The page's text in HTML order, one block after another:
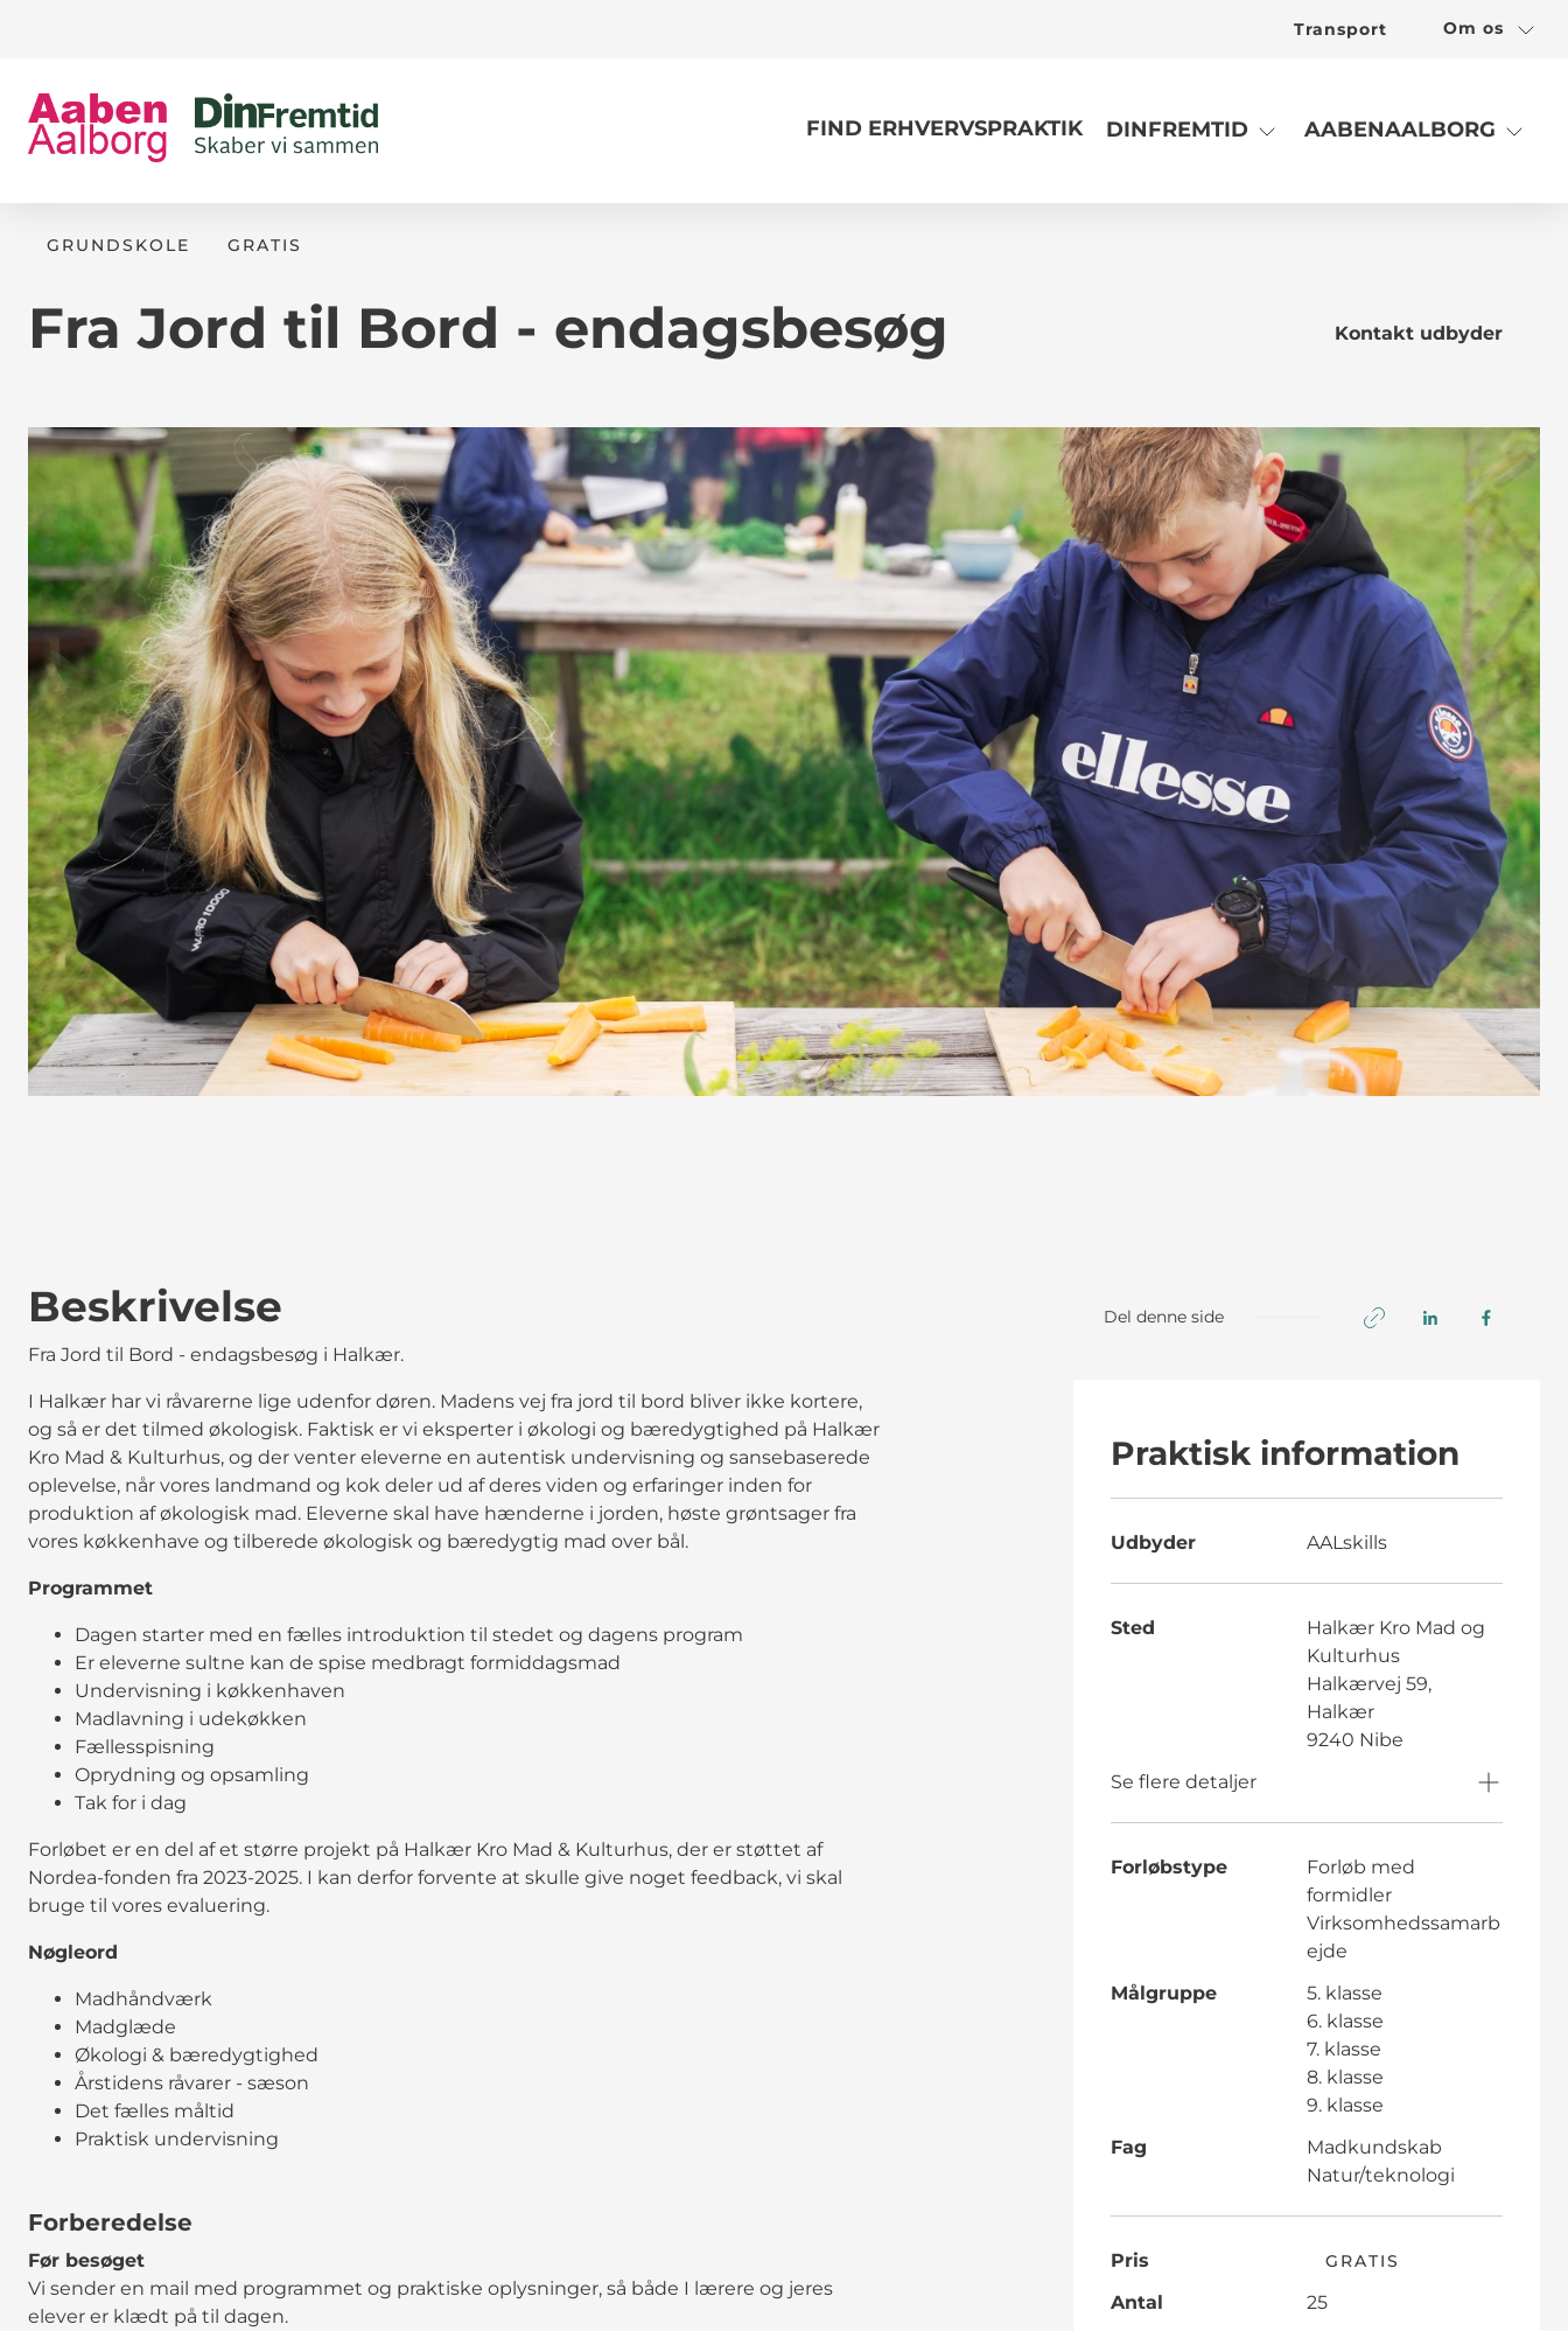
Transport Om os
FIND ERHVERVSPRAKTIK DINFREMTID AABENAALBORG
GRUNDSKOLE GRATIS
Fra Jord til Bord - endagsbesøg Kontakt udbyder
Beskrivelse
Fra Jord til Bord - endagsbesøg i Halkær.
I Halkær har vi råvarerne lige udenfor døren. Madens vej fra jord til bord bliver ikke kortere,
og så er det tilmed økologisk. Faktisk er vi eksperter i økologi og bæredygtighed på Halkær
Kro Mad & Kulturhus, og der venter eleverne en autentisk undervisning og sansebaserede
oplevelse, når vores landmand og kok deler ud af deres viden og erfaringer inden for
produktion af økologisk mad. Eleverne skal have hænderne i jorden, høste grøntsager fra
vores køkkenhave og tilberede økologisk og bæredygtig mad over bål.
Programmet
Dagen starter med en fælles introduktion til stedet og dagens program
Er eleverne sultne kan de spise medbragt formiddagsmad
Undervisning i køkkenhaven
Madlavning i udekøkken
Fællesspisning
Oprydning og opsamling
Tak for i dag
Forløbet er en del af et større projekt på Halkær Kro Mad & Kulturhus, der er støttet af
Nordea-fonden fra 2023-2025. I kan derfor forvente at skulle give noget feedback, vi skal
bruge til vores evaluering.
Nøgleord
Madhåndværk
Madglæde
Økologi & bæredygtighed
Årstidens råvarer - sæson
Det fælles måltid
Praktisk undervisning
Forberedelse
Før besøget
Vi sender en mail med programmet og praktiske oplysninger, så både I lærere og jeres
elever er klædt på til dagen.
Del denne side
Praktisk information
Udbyder AALskills
Sted
Halkær Kro Mad og
Kulturhus
Halkærvej 59,
Halkær
9240 Nibe
Se flere detaljer
Forløbstype
Forløb med
formidler
Virksomhedssamarb
ejde
Målgruppe
5. klasse
6. klasse
7. klasse
8. klasse
9. klasse
Fag
Madkundskab
Natur/teknologi
Pris GRATIS
Antal
25